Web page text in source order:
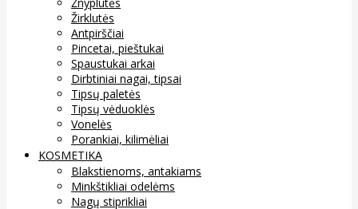
Žirklutės
Antpirščiai
Pincetai, pieštukai
Spaustukai arkai
Dirbtiniai nagai, tipsai
Tipsų paletės
Tipsų vėduoklės
Vonelės
Porankiai, kilimėliai
KOSMETIKA
Blakstienoms, antakiams
Minkštikliai odelėms
Nagų stiprikliai